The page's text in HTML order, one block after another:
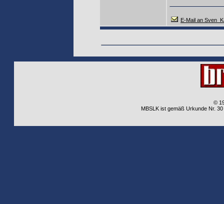
E-Mail an
©
MBSLK ist gemäß Urkunde Nr.